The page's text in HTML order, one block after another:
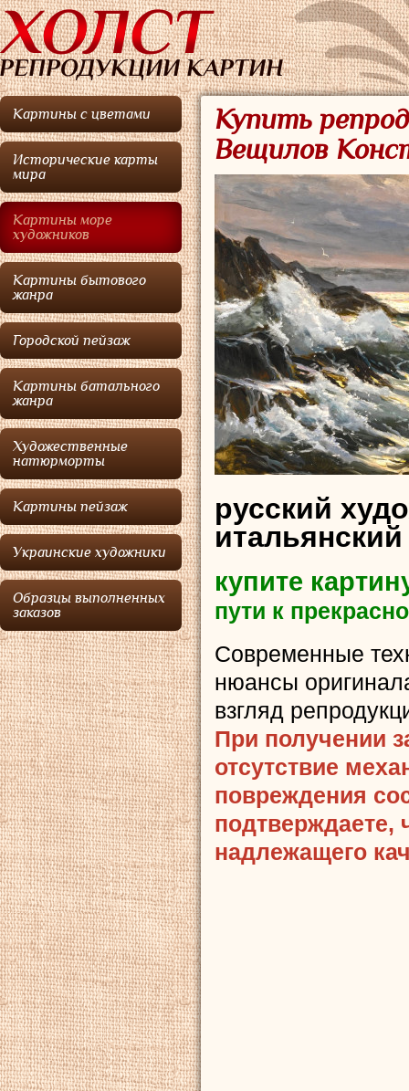
Картины с цветами
Исторические карты
мира
Картины море
художников
Картины бытового
жанра
Городской пейзаж
Картины батального
жанра
Художественные
натюрморты
Картины пейзаж
Украинские художники
Образцы выполненных
заказов
Купить
Вещилов
русский
купите
пути к
Современные
нюансы
взгляд
При получении
отсутствие
повреждения
подтверждаете,
надлежащего